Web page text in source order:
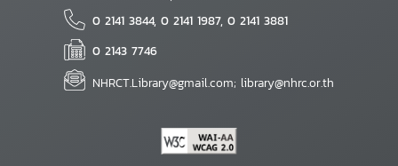
0 2141 3844, 0 2141 1987, 0 2141 3881
0 2143 7746
NHRCT.Library@gmail.com; library@nhrc.or.th